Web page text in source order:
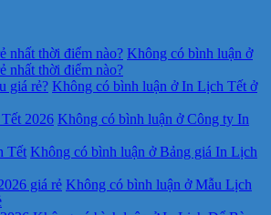
nhất thời điểm nào? Không có bình luận ở
nhất thời điểm nào?
giá rẻ? Không có bình luận ở In Lịch Tết ở
2026 Không có bình luận ở Công ty In
Tết Không có bình luận ở Bảng giá In Lịch
giá rẻ Không có bình luận ở Mẫu Lịch